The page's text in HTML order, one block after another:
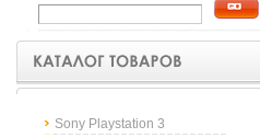
Sony Playstation 3